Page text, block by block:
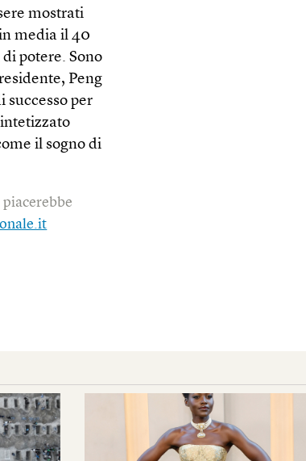
mostrati
media il 40
potere. Sono
Peng
successo per
il sogno di